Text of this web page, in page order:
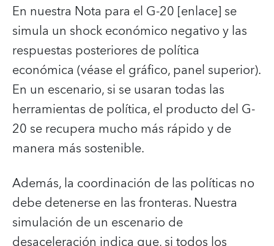
En nuestra Nota para el G-20 [enlace] se
simula un shock económico negativo y las
respuestas posteriores de política
económica (véase el gráfico, panel superior).
En un escenario, si se usaran todas las
herramientas de política, el producto del G-
20 se recupera mucho más rápido y de
manera más sostenible.
Además, la coordinación de las políticas no
debe detenerse en las fronteras. Nuestra
simulación de un escenario de